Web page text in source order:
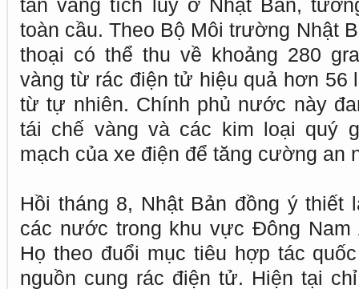
tấn vàng tích lũy ở Nhật Bản,
toàn cầu. Theo Bộ Môi trường Nhật
thoại có thể thu về khoảng 280
vàng từ rác điện tử hiệu quả hơn 56
từ tự nhiên. Chính phủ nước này
tái chế vàng và các kim loại quý
mạch của xe điện để tăng cường an
Hồi tháng 8, Nhật Bản đồng ý thiết
các nước trong khu vực Đông
Họ theo đuổi mục tiêu hợp tác
nguồn cung rác điện tử. Hiện tại